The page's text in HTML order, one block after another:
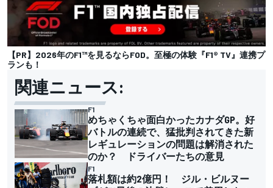
【PR】2026年のF1™︎を見るならFOD。至極の体験『F1® TV』連携プ
ランも！
関連ニュース:
F1
めちゃくちゃ面白かったカナダGP。好
バトルの連続で、猛批判されてきた新
レギュレーションの問題は解消された
のか？ ドライバーたちの意見
F1
落札額は約2億円！ ジル・ビルヌー